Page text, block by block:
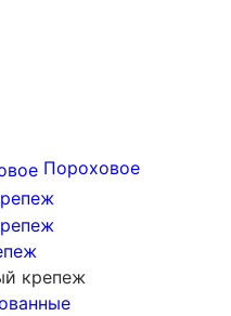
Пороховое
крепеж